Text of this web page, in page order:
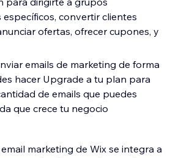
convertir clientes
ofertas, ofrecer cupones, y
emails de marketing de forma
hacer Upgrade a tu plan para
de emails que puedes
que crece tu negocio
marketing de Wix se integra a